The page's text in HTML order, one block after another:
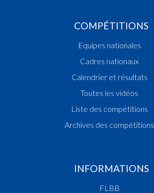
COMPÉTITIONS
Equipes nationales
Cadres nationaux
Calendrier et résultats
Toutes les vidéos
Liste des compétitions
Archives des compétitions
INFORMATIONS
FLBB